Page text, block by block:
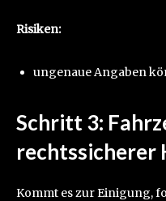
Risiken:
ungenaue Angaben
Schritt 3:
rechtssicherer
Kommt es zur Einigung,